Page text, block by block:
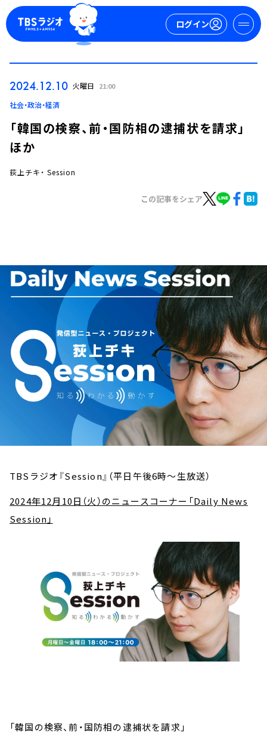
ログイン
お知らせ
イベント・グッズ
YouTube
会社情報
2024.12.10 火曜日 21:00
社会・政治・経済
「韓国の検察、前・国防相の逮捕状を請求」
ほか
荻上チキ・ Session
この記事をシェア
TBSラジオ『Session』（平日午後6時～生放送）
2024年12月10日（火）のニュースコーナー「Daily News
Session」
「韓国の検察、前・国防相の逮捕状を請求」